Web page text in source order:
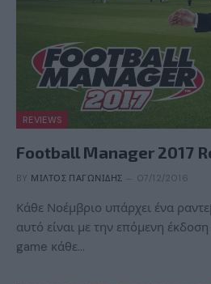
REVIEWS
Football Manager 2017
BY ΜΊΛΤΟΣ ΠΑΓΩΝΊΔΗΣ 07/12/2016
Κάθε Νοέμβριο υπάρχει ένα
αυτό είναι με την επόμενη
game κάθε…